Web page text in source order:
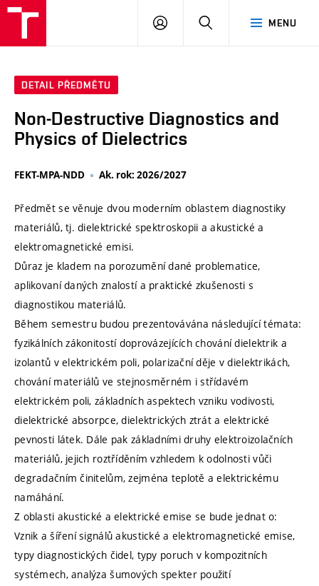
MENU
PŘIHLÁSIT
DETAIL PŘEDMĚTU
Non-Destructive Diagnostics and
Physics of Dielectrics
FEKT-MPA-NDD Ak. rok: 2026/2027
Předmět se věnuje dvou moderním oblastem diagnostiky
materiálů, tj. dielektrické spektroskopii a akustické a
elektromagnetické emisi.
Důraz je kladem na porozumění dané problematice,
aplikovaní daných znalostí a praktické zkušenosti s
diagnostikou materiálů.
Během semestru budou prezentovávána následující témata:
fyzikálních zákonitostí doprovázejících chování dielektrik a
izolantů v elektrickém poli, polarizační děje v dielektrikách,
chování materiálů ve stejnosměrném i střídavém
elektrickém poli, základních aspektech vzniku vodivosti,
dielektrické absorpce, dielektrických ztrát a elektrické
pevnosti látek. Dále pak základními druhy elektroizolačních
materiálů, jejich roztříděním vzhledem k odolnosti vůči
degradačním činitelům, zejména teplotě a elektrickému
namáhání.
Z oblasti akustické a elektrické emise se bude jednat o:
Vznik a šíření signálů akustické a elektromagnetické emise,
typy diagnostických čidel, typy poruch v kompozitních
systémech, analýza šumových spekter použití